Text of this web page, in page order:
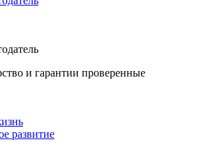
и гарантии проверенные
развитие